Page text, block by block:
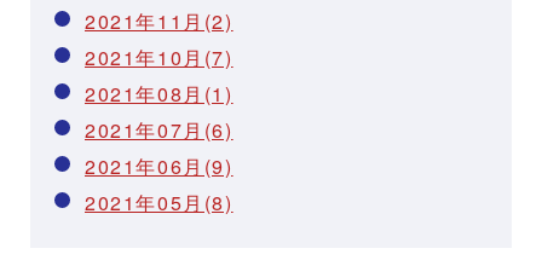
2021年11月(2)
2021年10月(7)
2021年08月(1)
2021年07月(6)
2021年06月(9)
2021年05月(8)